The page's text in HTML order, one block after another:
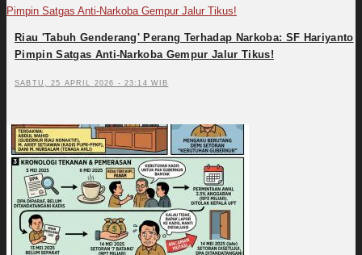
Riau 'Tabuh Genderang' Perang Terhadap Narkoba: SF Hariyanto
Pimpin Satgas Anti-Narkoba Gempur Jalur Tikus!
SABTU, 25 APRIL 2026 - 23:14 WIB